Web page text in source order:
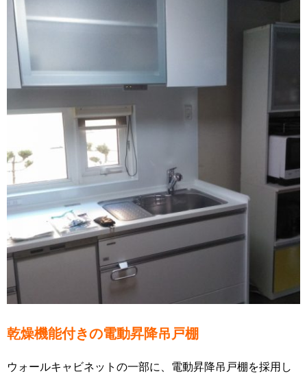
乾燥機能付きの電動昇降吊戸棚
ウォールキャビネットの一部に、電動昇降吊戸棚を採用し